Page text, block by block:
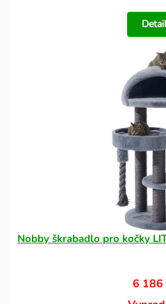
Nobby škrabadlo pro kočky
6 186